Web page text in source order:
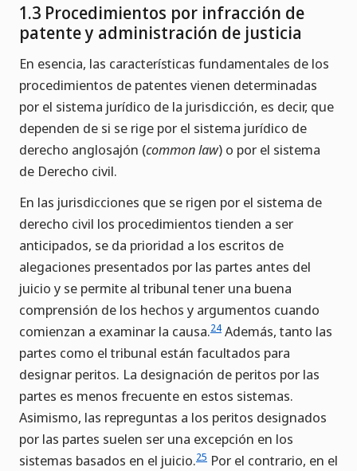
1.3 Procedimientos por infracción de
patente y administración de justicia
En esencia, las características fundamentales de los
procedimientos de patentes vienen determinadas
por el sistema jurídico de la jurisdicción, es decir, que
dependen de si se rige por el sistema jurídico de
derecho anglosajón (common law) o por el sistema
de Derecho civil.
En las jurisdicciones que se rigen por el sistema de
derecho civil los procedimientos tienden a ser
anticipados, se da prioridad a los escritos de
alegaciones presentados por las partes antes del
juicio y se permite al tribunal tener una buena
comprensión de los hechos y argumentos cuando
comienzan a examinar la causa.24 Además, tanto las
partes como el tribunal están facultados para
designar peritos. La designación de peritos por las
partes es menos frecuente en estos sistemas.
Asimismo, las repreguntas a los peritos designados
por las partes suelen ser una excepción en los
sistemas basados en el juicio.25 Por el contrario, en el